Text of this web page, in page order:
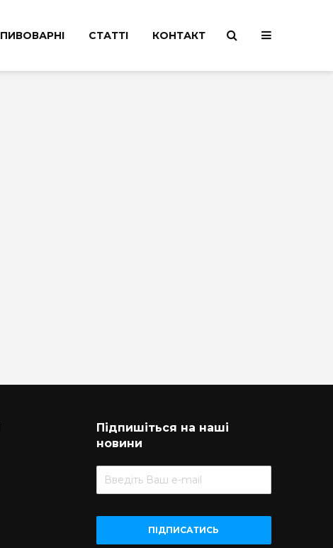
ПИВОВАРНІ СТАТТІ КОНТАКТ
Підпишіться на наші
новини